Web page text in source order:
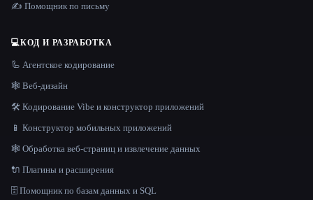
✍️ Помощник по письму
💻КОД И РАЗРАБОТКА
🦾 Агентское кодирование
🕸 Веб-дизайн
🛠️ Кодирование Vibe и конструктор приложений
📱 Конструктор мобильных приложений
🕸️ Обработка веб-страниц и извлечение данных
🔌 Плагины и расширения
🗄️ Помощник по базам данных и SQL